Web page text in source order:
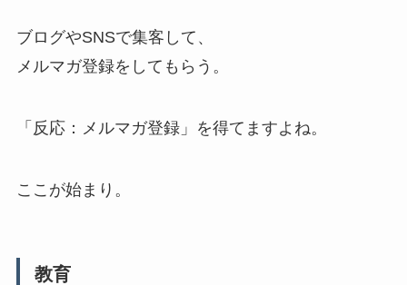
ブログやSNSで集客して、
メルマガ登録をしてもらう。
「反応：メルマガ登録」を得てますよね。
ここが始まり。
教育